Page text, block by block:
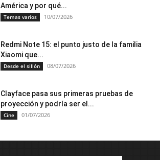
América y por qué...
Temas varios 10/07/2026
Redmi Note 15: el punto justo de la familia
Xiaomi que...
Desde el sillón 08/07/2026
Clayface pasa sus primeras pruebas de
proyección y podría ser el...
Cine 01/07/2026